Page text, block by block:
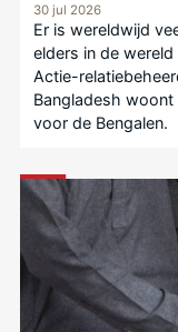
30 jul 2026
Er is wereldwijd
elders in de wereld
Actie-
Bangladesh
voor de Bengalen.